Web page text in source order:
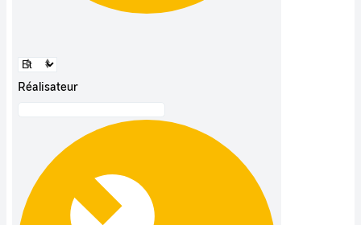
Réalisateur